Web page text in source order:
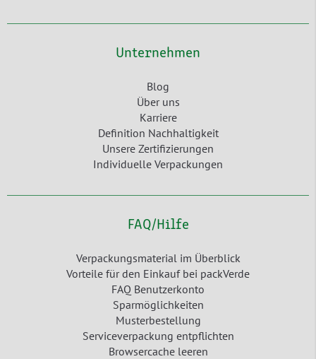
Unternehmen
Blog
Über uns
Karriere
Definition Nachhaltigkeit
Unsere Zertifizierungen
Individuelle Verpackungen
FAQ/Hilfe
Verpackungsmaterial im Überblick
Vorteile für den Einkauf bei packVerde
FAQ Benutzerkonto
Sparmöglichkeiten
Musterbestellung
Serviceverpackung entpflichten
Browsercache leeren